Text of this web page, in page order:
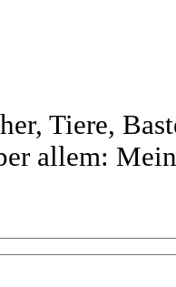
Tiere,
allem: